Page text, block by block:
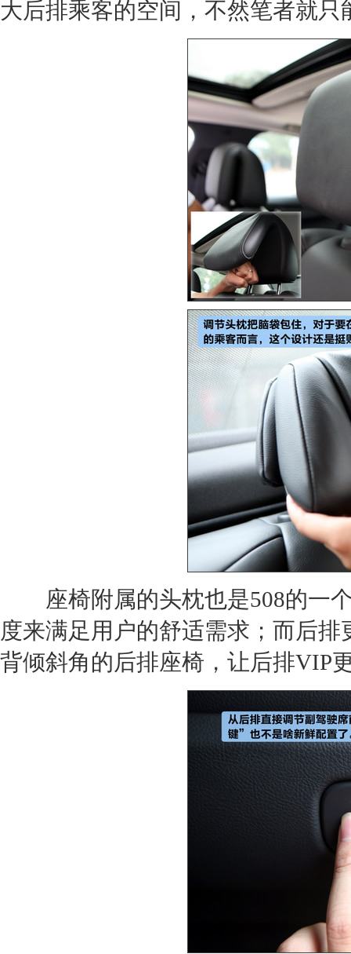
大后排乘客的空间，不然笔者就
座椅附属的头枕也是508的一个
度来满足用户的舒适需求；而后
背倾斜角的后排座椅，让后排VIP